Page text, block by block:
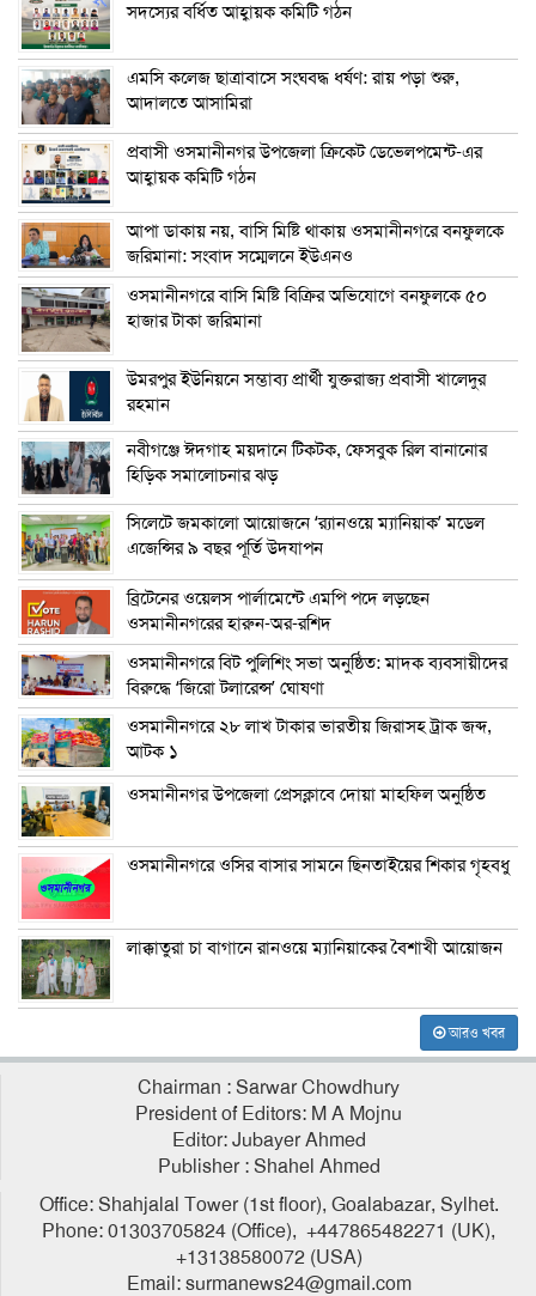
সদস্যের বর্ধিত আহ্বায়ক কমিটি গঠন
এম‌সি কলেজ ছাত্রাবাসে সংঘবদ্ধ ধর্ষণ: রায় পড়া শুরু,
আদালতে আসামিরা
প্রবাসী ওসমানীনগর উপজেলা ক্রিকেট ডেভেলপমেন্ট-এর
আহ্বায়ক কমিটি গঠন
আপা ডাকায় নয়, বাসি মিষ্টি থাকায় ওসমানীনগরে বনফুলকে
জরিমানা: সংবাদ সম্মেলনে ইউএনও
ওসমানীনগরে বাসি মিষ্টি বিক্রির অভিযোগে বনফুলকে ৫০
হাজার টাকা জরিমানা
উমরপুর ইউনিয়নে সম্ভাব্য প্রার্থী যুক্তরাজ্য প্রবাসী খালেদুর
রহমান
নবীগঞ্জে ঈদগাহ ময়দানে টিকটক, ফেসবুক রিল বানানোর
হিড়িক সমালোচনার ঝড়
সিলেটে জমকালো আয়োজনে ‘র‍্যানওয়ে ম্যানিয়াক’ মডেল
এজেন্সির ৯ বছর পূর্তি উদযাপন
ব্রিটেনের ওয়েলস পার্লামেন্টে এমপি পদে লড়ছেন
ওসমানীনগরের হারুন-অর-রশিদ
ওসমানীনগরে বিট পুলিশিং সভা অনুষ্ঠিত: মাদক ব্যবসায়ীদের
বিরুদ্ধে ‘জিরো টলারেন্স’ ঘোষণা
ওসমানীনগরে ২৮ লাখ টাকার ভারতীয় জিরাসহ ট্রাক জব্দ,
আটক ১
ওসমানীনগর উপজেলা প্রেসক্লাবে দোয়া মাহফিল অনুষ্ঠিত
ওসমানীনগরে ওসির বাসার সামনে ছিনতাইয়ের শিকার গৃহবধু
লাক্কাতুরা চা বাগানে রানওয়ে ম্যানিয়াকের বৈশাখী আয়োজন
আরও খবর
Chairman : Sarwar Chowdhury
President of Editors: M A Mojnu
Editor: Jubayer Ahmed
Publisher : Shahel Ahmed
Office: Shahjalal Tower (1st floor), Goalabazar, Sylhet.
Phone: 01303705824 (Office), +447865482271 (UK),
+13138580072 (USA)
Email: surmanews24@gmail.com